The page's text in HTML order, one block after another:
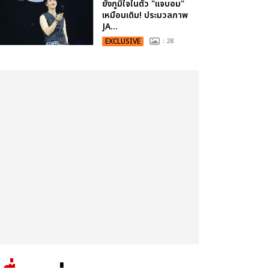
ยังภูมิใจในตัว "แจบอม"
เหมือนเดิม! ประมวลภาพ
JA...
EXCLUSIVE : 28